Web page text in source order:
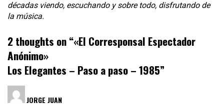
décadas viendo, escuchando y sobre todo, disfrutando de
la música.
2 thoughts on “«El Corresponsal Espectador
Anónimo»
Los Elegantes – Paso a paso – 1985”
JORGE JUAN